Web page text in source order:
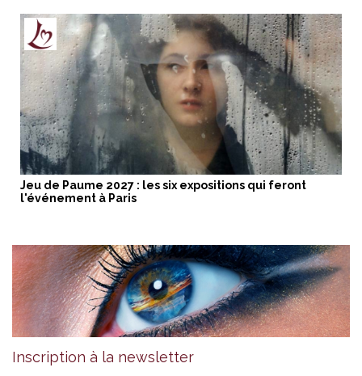
Jeu de Paume 2027 : les six expositions qui feront
l'événement à Paris
Inscription à la newsletter